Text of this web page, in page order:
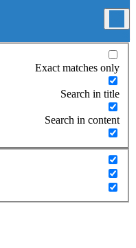
Exact matches only
Search in title
Search in content